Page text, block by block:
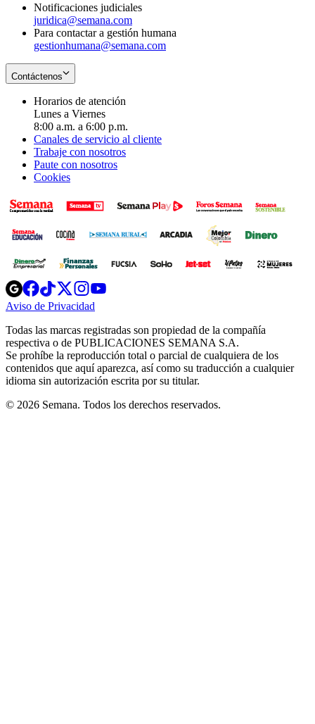
Notificaciones judiciales
juridica@semana.com
Para contactar a gestión humana
gestionhumana@semana.com
Contáctenos
Horarios de atención
Lunes a Viernes
8:00 a.m. a 6:00 p.m.
Canales de servicio al cliente
Trabaje con nosotros
Paute con nosotros
Cookies
Opens
in
new
Opens
in
new
Opens
in
new
window
Opens
new
windowwindow
Aviso de Privacidad
new
window
Todas las marcas registradas son propiedad de la compañía
respectiva o de PUBLICACIONES SEMANA S.A.
Se prohíbe la reproducción total o parcial de cualquiera de los
contenidos que aquí aparezca, así como su traducción a cualquier
idioma sin autorización escrita por su titular.
© 2026 Semana. Todos los derechos reservados.